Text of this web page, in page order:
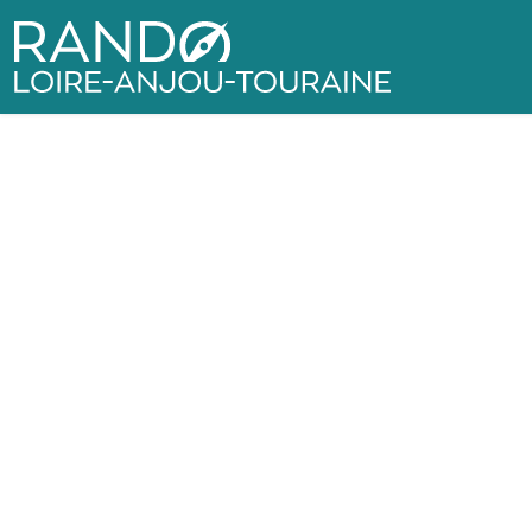
Rando Loire-Anjou-Touraine